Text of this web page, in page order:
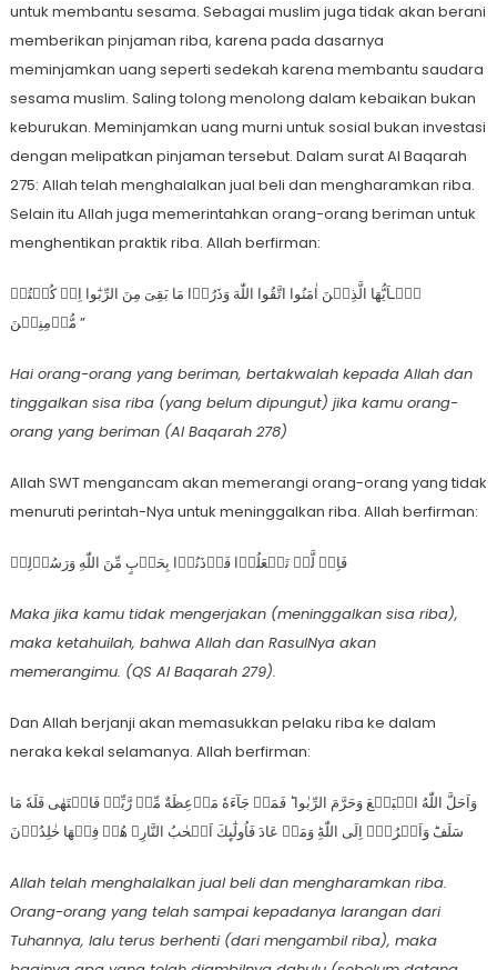
untuk membantu sesama. Sebagai muslim juga tidak akan berani
memberikan pinjaman riba, karena pada dasarnya
meminjamkan uang seperti sedekah karena membantu saudara
sesama muslim. Saling tolong menolong dalam kebaikan bukan
keburukan. Meminjamkan uang murni untuk sosial bukan investasi
dengan melipatkan pinjaman tersebut. Dalam surat Al Baqarah
275: Allah telah menghalalkan jual beli dan mengharamkan riba.
Selain itu Allah juga memerintahkan orang-orang beriman untuk
menghentikan praktik riba. Allah berfirman:
يٰۤـاَيُّهَا الَّذِيۡنَ اٰمَنُوا اتَّقُوا اللّٰهَ وَذَرُوۡا مَا بَقِىَ مِنَ الرِّبٰٓوا اِنۡ كُنۡتُمۡ
مُّؤۡمِنِيۡنَ ”
Hai orang-orang yang beriman, bertakwalah kepada Allah dan
tinggalkan sisa riba (yang beIum dipungut) jika kamu orang-
orang yang beriman (Al Baqarah 278)
Allah SWT mengancam akan memerangi orang-orang yang tidak
menuruti perintah-Nya untuk meninggalkan riba. Allah berfirman:
فَاِنۡ لَّمۡ تَفۡعَلُوۡا فَاۡذَنُوۡا بِحَرۡبٍ مِّنَ اللّٰهِ وَرَسُوۡلِهٖ
Maka jika kamu tidak mengerjakan (meninggalkan sisa riba),
maka ketahuilah, bahwa Allah dan RasulNya akan
memerangimu. (QS Al Baqarah 279).
Dan Allah berjanji akan memasukkan pelaku riba ke dalam
neraka kekal selamanya. Allah berfirman:
وَاَحَلَّ اللّٰهُ الۡبَيۡعَ وَحَرَّمَ الرِّبٰوا‌ ؕ فَمَنۡ جَآءَهٗ مَوۡعِظَةٌ مِّنۡ رَّبِّهٖ فَانۡتَهٰى فَلَهٗ مَا
سَلَفَؕ وَاَمۡرُهٗۤ اِلَى اللّٰهِ‌ؕ وَمَنۡ عَادَ فَاُولٰٓٮِٕكَ اَصۡحٰبُ النَّارِ‌ۚ هُمۡ فِيۡهَا خٰلِدُوۡنَ
Allah telah menghalalkan jual beli dan mengharamkan riba.
Orang-orang yang telah sampai kepadanya Iarangan dari
Tuhannya, laIu terus berhenti (dari mengambil riba), maka